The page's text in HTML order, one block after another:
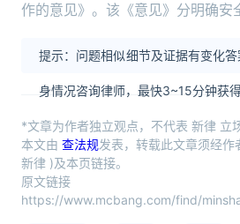
作的意见》。该《意见》分明确安
提示：问题相似细节及证据有变化
身情况咨询律师，最快3~15分钟获得
*文章为作者独立观点，不代表 新律 立
本文由 查法规发表，转载此文章须经
新律 )及本页链接。
原文链接
https://www.mcbang.com/find/